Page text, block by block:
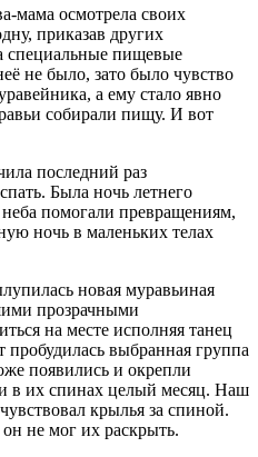
мама осмотрела своих
приказав других
специальные пищевые
не было, зато было чувство
а ему стало явно
собирали пищу. И вот
последний раз
Была ночь летнего
помогали превращениям,
ночь в маленьких телах
новая муравьиная
прозрачными
на месте исполняя танец
выбранная группа
появились и окрепли
в их спинах целый месяц. Наш
крылья за спиной.
не мог их раскрыть.